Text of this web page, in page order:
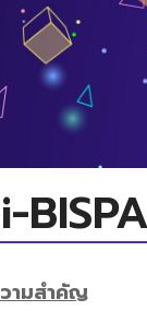
ามสำคัญ